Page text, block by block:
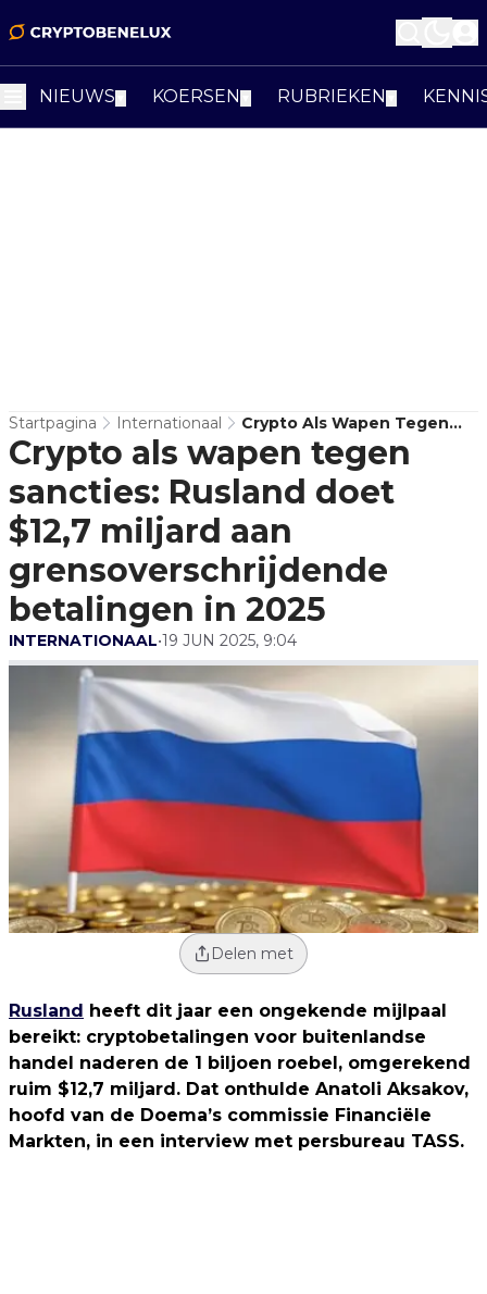
NIEUWS KOERSEN RUBRIEKEN
Startpagina Internationaal
Crypto Als Wapen Tegen
Sancties: Rusland Doet
$12,7 Miljard Aan
Grensoverschrijdende
Betalingen In 2025
Crypto als wapen tegen
sancties: Rusland doet
$12,7 miljard aan
grensoverschrijdende
betalingen in 2025
INTERNATIONAAL•19 JUN 2025, 9:04
Delen met
Rusland
heeft dit jaar een ongekende mijlpaal
bereikt: cryptobetalingen voor buitenlandse
handel naderen de 1 biljoen roebel, omgerekend
ruim $12,7 miljard. Dat onthulde Anatoli Aksakov,
hoofd van de Doema’s commissie Financiële
Markten, in een interview met persbureau TASS.